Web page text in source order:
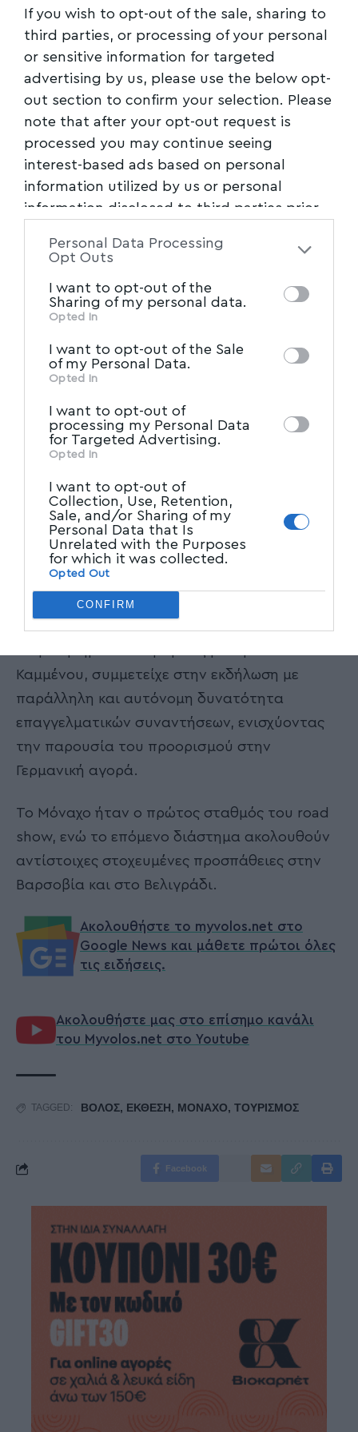
If you wish to opt-out of the sale, sharing to
third parties, or processing of your personal
or sensitive information for targeted
advertising by us, please use the below opt-
out section to confirm your selection. Please
note that after your opt-out request is
processed you may continue seeing
interest-based ads based on personal
information utilized by us or personal
information disclosed to third parties prior
of the further disclosure of your personal
of downstream participants. This
information may also be disclosed by us to
Participantsthat may further disclose it to
other third parties.
Personal Data Processing
Opt Outs
I want to opt-out of the
Sharing of my personal data.
Opted In
I want to opt-out of the Sale
of my Personal Data.
Opted In
I want to opt-out of
processing my Personal Data
for Targeted Advertising.
Opted In
I want to opt-out of
Collection, Use, Retention,
Sale, and/or Sharing of my
Personal Data that Is
Unrelated with the Purposes
for which it was collected.
Opted Out
CONFIRM
Δήμος Βόλου συμμετέχει στην δράση με
πρώτη στάση το Μόναχο, έχοντας πάντα ως
στόχο την προβολή ολόκληρου του
προορισμού Βόλου και Πηλίου, γνωρίζοντας
ότι μαζί μπορούμε να είμαστε ισχυροί και να
πετύχουμε περισσότερα. Σκοπός μας είναι να
είμαστε μαζί, δυναμικά, παντού!”
Ο Δήμος Βόλου ανέλαβε την συμμετοχή στην
τον κ. Παπαμακάριο Γεώργιο,
κάθε συμμετέχοντα και των πληροφοριακών
εντύπων, την δημιουργία του οπτικού υλικού,
την παρουσίαση του προορισμού και την
συμμετοχή στις επαφές με τους
τοπικής κοινότητας.
Η δράση υλοποιήθηκε και με την συμβολή της
Ένωσης Ξενοδόχων Ν. Μαγνησίας με την
παρουσία του προέδρου της κ. Γιώργου
Ζαφείρη στην παρουσίαση του προορισμού,
στις συναντήσεις τους επαγγελματίες αλλά
και με την χορηγία δώρων μέσω των μελών
της, στις κληρώσεις που πραγματοποιήθηκαν
Καμμένου, συμμετείχε στην εκδήλωση με
παράλληλη και αυτόνομη δυνατότητα
επαγγελματικών συναντήσεων, ενισχύοντας
την παρουσία του προορισμού στην
Γερμανική αγορά.
Το Μόναχο ήταν ο πρώτος σταθμός του road
show, ενώ το επόμενο διάστημα ακολουθούν
αντίστοιχες στοχευμένες προσπάθειες στην
Βαρσοβία και στο Βελιγράδι.
Ακολουθήστε το myvolos.net στο
Google News και μάθετε πρώτοι όλες
τις ειδήσεις.
Ακολουθήστε μας στο επίσημο κανάλι
του Myvolos.net στο Youtube
TAGGED: ΒΟΛΟΣ, ΕΚΘΕΣΗ, ΜΟΝΑΧΟ, ΤΟΥΡΙΣΜΟΣ
Facebook